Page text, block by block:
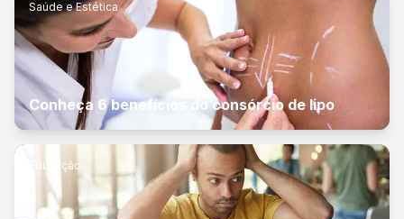
Saúde e Estética
Conheça 6 benefícios do consórcio de lipo
Educação